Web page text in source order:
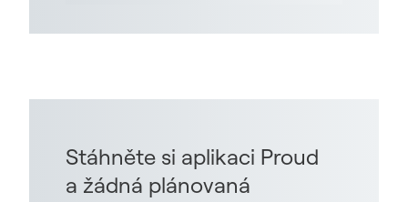
Stáhněte si aplikaci Proud
a žádná plánovaná